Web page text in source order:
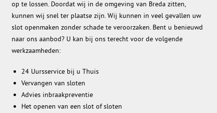
op te lossen. Doordat wij in de omgeving van Breda zitten,
kunnen wij snel ter plaatse zijn. Wij kunnen in veel gevallen uw
slot openmaken zonder schade te veroorzaken. Bent u benieuwd
naar ons aanbod? U kan bij ons terecht voor de volgende
werkzaamheden:
24 Uursservice bij u Thuis
Vervangen van sloten
Advies inbraakpreventie
Het openen van een slot of sloten